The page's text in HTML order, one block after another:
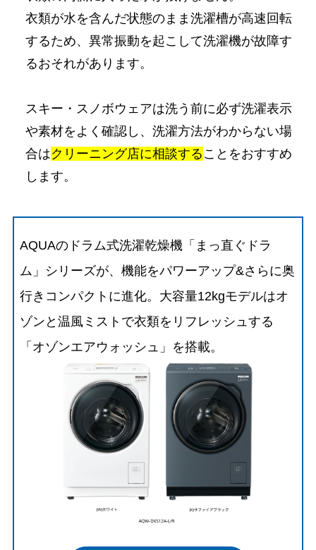
衣類が水を含んだ状態のまま洗濯槽が高速回転
するため、異常振動を起こして洗濯機が故障す
るおそれがあります。
スキー・スノボウェアは洗う前に必ず洗濯表示
や素材をよく確認し、洗濯方法がわからない場
合はクリーニング店に相談する ことをおすすめ
します。
AQUAのドラム式洗濯乾燥機「まっ直ぐドラ
ム」シリーズが、機能をパワーアップ&さらに奥
行きコンパクトに進化。大容量12kgモデルはオ
ゾンと温風ミストで衣類をリフレッシュする
「オゾンエアウォッシュ」を搭載。